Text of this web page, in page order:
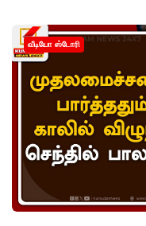
வீடியோ ஸ்டோரி